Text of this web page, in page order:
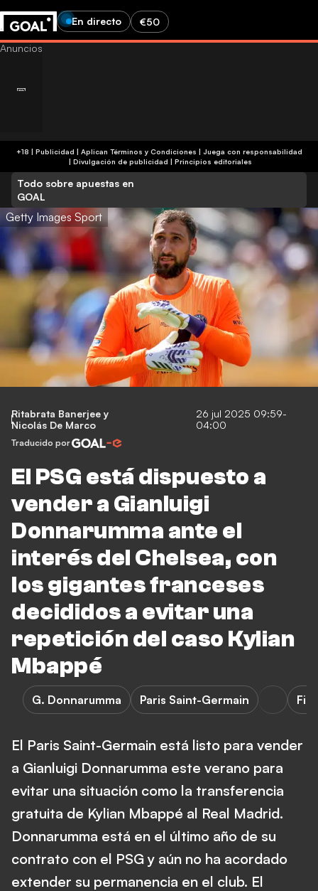
En directo €50
+18 | Publicidad | Aplican Términos y Condiciones | Juega con responsabilidad
| Divulgación de publicidad | Principios editoriales
Todo sobre apuestas en
GOAL
Getty Images Sport
Ritabrata Banerjee y
Nicolás De Marco
26 jul 2025 09:59-
04:00
Traducido por
El PSG está dispuesto a
vender a Gianluigi
Donnarumma ante el
interés del Chelsea, con
los gigantes franceses
decididos a evitar una
repetición del caso Kylian
Mbappé
G. Donnarumma Paris Saint-Germain
El Paris Saint-Germain está listo para vender
a Gianluigi Donnarumma este verano para
evitar una situación como la transferencia
gratuita de Kylian Mbappé al Real Madrid.
Donnarumma está en el último año de su
contrato con el PSG y aún no ha acordado
extender su permanencia en el club. El